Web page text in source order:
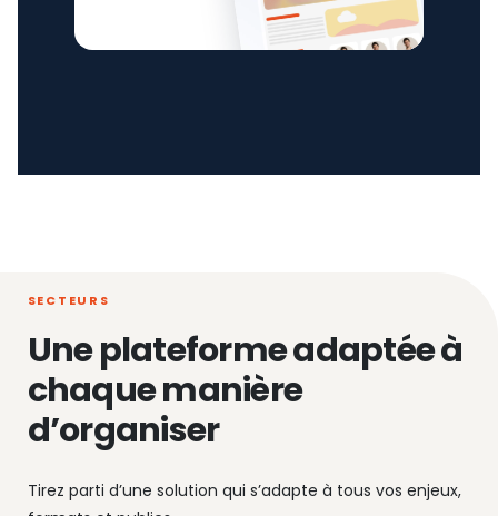
SECTEURS
Une plateforme adaptée à
chaque manière
d’organiser
Tirez parti d’une solution qui s’adapte à tous vos enjeux,